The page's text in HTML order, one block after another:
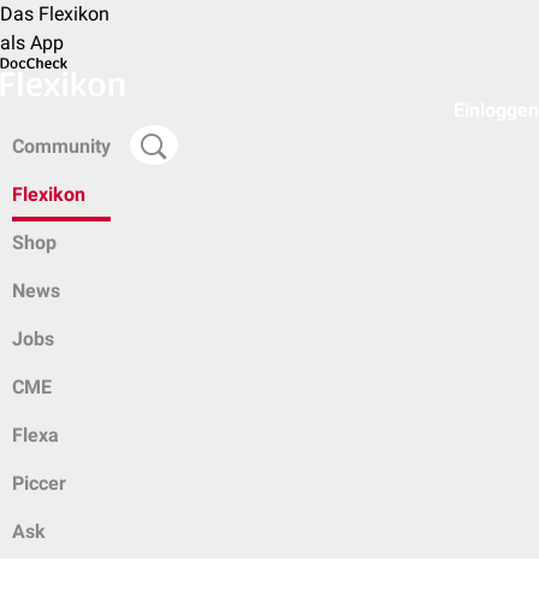
Das Flexikon
als App
Community
Flexikon
Shop
News
Jobs
CME
Flexa
Piccer
Ask